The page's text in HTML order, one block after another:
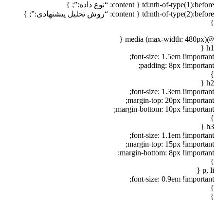
td:nth-of-type(1):before { content: “نوع داده:”; }
td:nth-of-type(2):before { content: “روش تحلیل پیشنهادی:”; }
}
@media (max-width: 480px) {
h1 {
font-size: 1.5em !important;
padding: 8px !important;
}
h2 {
font-size: 1.3em !important;
margin-top: 20px !important;
margin-bottom: 10px !important;
}
h3 {
font-size: 1.1em !important;
margin-top: 15px !important;
margin-bottom: 8px !important;
}
p, li {
font-size: 0.9em !important;
}
}